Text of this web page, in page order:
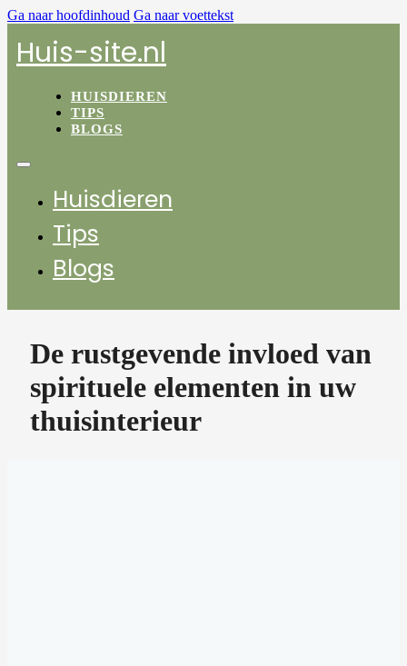
Ga naar hoofdinhoud Ga naar voettekst
Huis-site.nl
HUISDIEREN
TIPS
BLOGS
Huisdieren
Tips
Blogs
De rustgevende invloed van
spirituele elementen in uw
thuisinterieur